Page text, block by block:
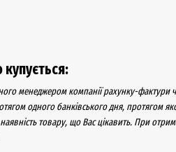
купується:
менеджером компанії рахунку-фактури
одного банківського дня, протягом
товару, що Вас цікавить. При